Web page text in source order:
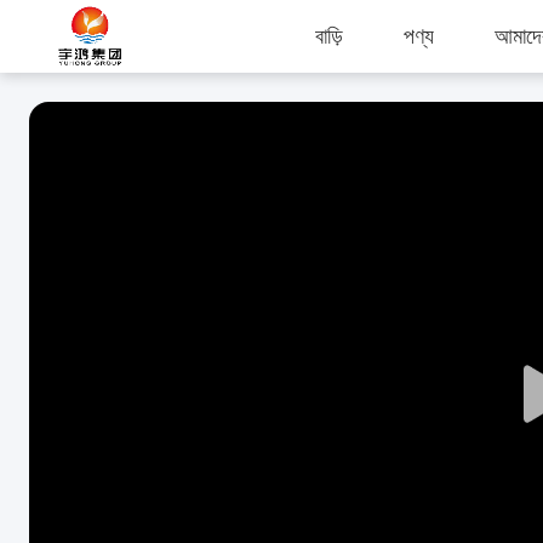
বাড়ি পণ্য